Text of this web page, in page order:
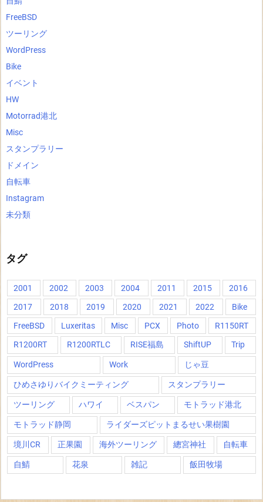
FreeBSD
ツーリング
WordPress
Bike
イベント
HW
Motorrad港北
Misc
スタンプラリー
ドメイン
自転車
Instagram
未分類
タグ
2001 2002 2003 2004 2011 2015
2016
2017
2018 2019 2020 2021 2022
Bike
FreeBSD
Luxeritas Misc PCX Photo
R1150RT
R1200RT
R1200RTLC RISE福島 ShiftUP Trip
WordPress Work じゃ豆
ひめさゆりバイクミーティング スタンプラリー
ツーリング ハワイ ベスパン モトラッド港北
モトラッド静岡 ライダーズピットまるせい果樹園
境川CR 正果園 海外ツーリング 總宮神社 自転車
自鯖 花泉 雑記 飯田牧場